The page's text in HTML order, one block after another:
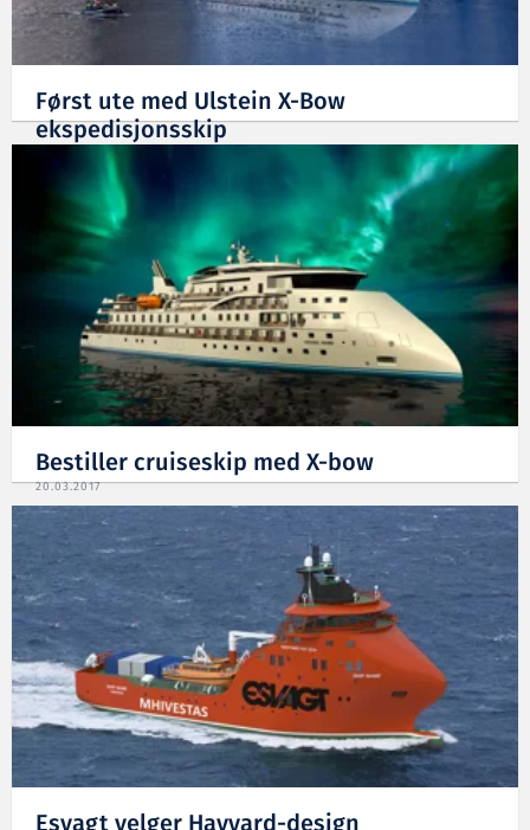
Først ute med Ulstein X-Bow
ekspedisjonsskip
Bestiller cruiseskip med X-bow
20.03.2017